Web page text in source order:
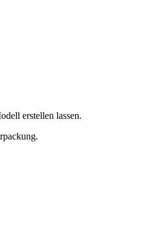
erstellen lassen.